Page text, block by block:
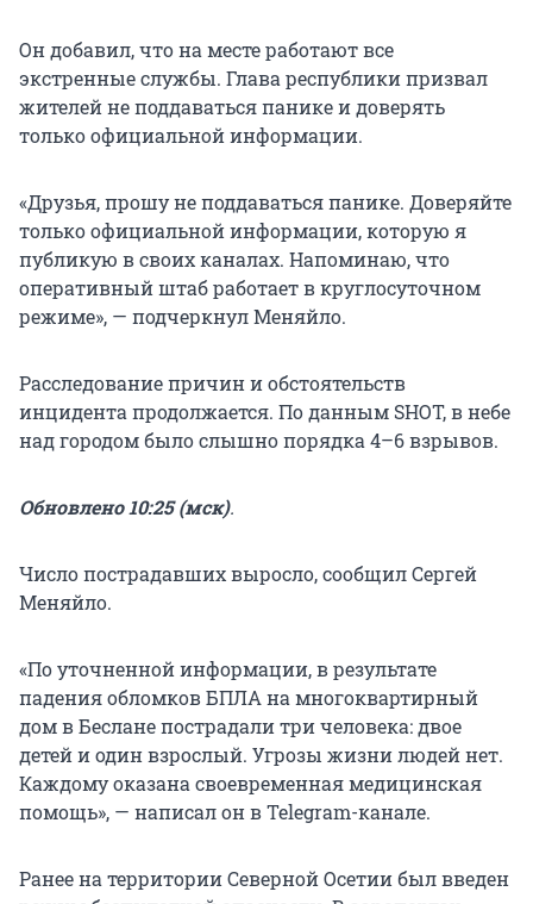
Он добавил, что на месте работают все
экстренные службы. Глава республики призвал
жителей не поддаваться панике и доверять
только официальной информации.
«Друзья, прошу не поддаваться панике. Доверяйте
только официальной информации, которую я
публикую в своих каналах. Напоминаю, что
оперативный штаб работает в круглосуточном
режиме», — подчеркнул Меняйло.
Расследование причин и обстоятельств
инцидента продолжается. По данным SHOT, в небе
над городом было слышно порядка 4–6 взрывов.
Обновлено 10:25 (мск).
Число пострадавших выросло, сообщил Сергей
Меняйло.
«По уточненной информации, в результате
падения обломков БПЛА на многоквартирный
дом в Беслане пострадали три человека: двое
детей и один взрослый. Угрозы жизни людей нет.
Каждому оказана своевременная медицинская
помощь», — написал он в Telegram-канале.
Ранее на территории Северной Осетии был введен